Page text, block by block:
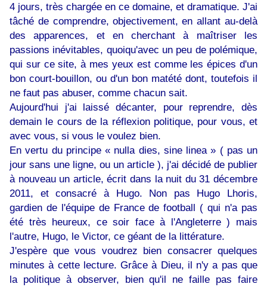
4 jours, très chargée en ce domaine, et dramatique. J'ai
tâché de comprendre, objectivement, en allant au-delà
des apparences, et en cherchant à maîtriser les
passions inévitables, quoiqu'avec un peu de polémique,
qui sur ce site, à mes yeux est comme les épices d'un
bon court-bouillon, ou d'un bon matété dont, toutefois il
ne faut pas abuser, comme chacun sait.
Aujourd'hui j'ai laissé décanter, pour reprendre, dès
demain le cours de la réflexion politique, pour vous, et
avec vous, si vous le voulez bien.
En vertu du principe « nulla dies, sine linea » ( pas un
jour sans une ligne, ou un article ), j'ai décidé de publier
à nouveau un article, écrit dans la nuit du 31 décembre
2011, et consacré à Hugo. Non pas Hugo Lhoris,
gardien de l'équipe de France de football ( qui n'a pas
été très heureux, ce soir face à l'Angleterre ) mais
l'autre, Hugo, le Victor, ce géant de la littérature.
J'espère que vous voudrez bien consacrer quelques
minutes à cette lecture. Grâce à Dieu, il n'y a pas que
la politique à observer, bien qu'il ne faille pas faire